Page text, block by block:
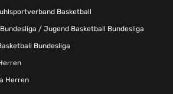
Basketball
/ Jugend Basketball Bundesliga
Bundesliga
Herren